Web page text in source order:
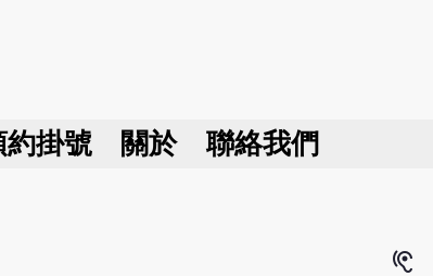
約掛號 關於 聯絡我們
hearing